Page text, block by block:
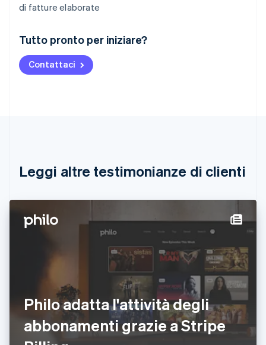
di fatture elaborate
Tutto pronto per iniziare?
Contattaci
Leggi altre testimonianze di clienti
Philo adatta l'attività degli
abbonamenti grazie a Stripe
Australia
English
Austria
DeutschEnglish
English Français
Cina continentale
Cipro
English
Croazia
English
Estonia
English
Finlandia